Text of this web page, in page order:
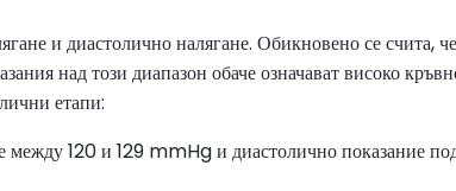
и диастолично налягане. Обикновено се счита, че
над този диапазон обаче означават високо
етапи:
между 120 и 129 mmHg и диастолично показание